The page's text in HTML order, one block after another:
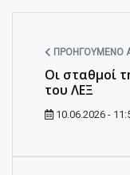
ΠΡΟΗΓΟΎΜΕΝΟ
Οι σταθμοί
του ΛΕΞ
10.06.2026 -